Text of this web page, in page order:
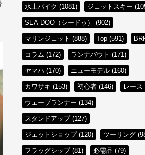
水上バイク (1081) ジェットスキー
SEA-DOO（シードゥ） (902)
マリンジェット (888) Top (591)
コラム (172) ランナバウト (171)
ヤマハ (170) ニューモデル (160)
カワサキ (153) 初心者 (146) レース
ウェーブランナー (134)
スタンドアップ (127)
ジェットショップ (120) ツーリング
フラッグシップ (81) 必需品 (79)